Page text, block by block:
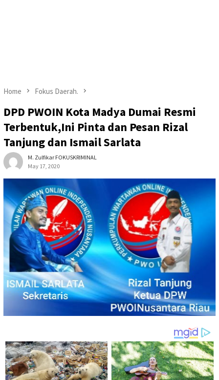
Home Fokus Daerah.
DPD PWOIN Kota Madya Dumai Resmi
Terbentuk,Ini Pinta dan Pesan Rizal
Tanjung dan Ismail Sarlata
M. Zulfikar FOKUSKRIMINAL
May 17, 2020